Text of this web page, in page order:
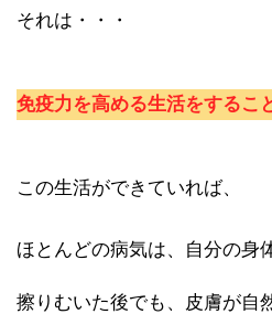
それは・・・
免疫力を高める生活をするこ
この生活ができていれば、
ほとんどの病気は、自分の身
擦りむいた後でも、皮膚が自